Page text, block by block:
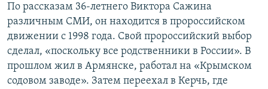
По рассказам 36-летнего Виктора Сажина
различным СМИ, он находится в пророссийском
движении с 1998 года. Свой пророссийский выбор
сделал, «поскольку все родственники в России». В
прошлом жил в Армянске, работал на «Крымском
содовом заводе». Затем переехал в Керчь, где